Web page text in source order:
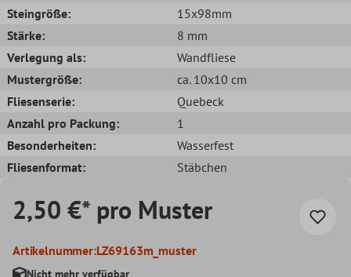
Steingröße:
15x98mm
Stärke:
8 mm
Verlegung als:
Wandfliese
Mustergröße:
ca. 10x10 cm
Fliesenserie:
Quebeck
Anzahl pro Packung:
1
Besonderheiten:
Wasserfest
Fliesenformat:
Stäbchen
2,50 €* pro Muster
Artikelnummer:LZ69163m_muster
Nicht mehr verfügbar